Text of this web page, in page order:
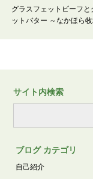
グラスフェットビーフと
ットバター ～なかほら
サイト内検索
ブログ カテゴリ
自己紹介